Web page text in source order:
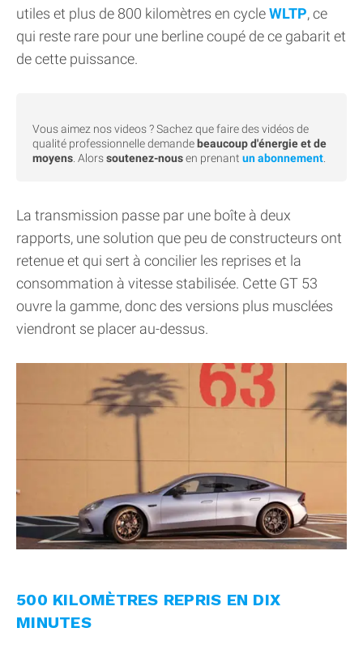
utiles et plus de 800 kilomètres en cycleWLTP, ce
qui reste rare pour une berline coupé de ce gabarit et
de cette puissance.
Vous aimez nos videos ? Sachez que faire des vidéos de
qualité professionnelle demandebeaucoup d'énergie et de
moyens . Alorssoutenez-nousen prenant un abonnement
La transmission passe par une boîte à deux
rapports, une solution que peu de constructeurs ont
retenue et qui sert à concilier les reprises et la
consommation à vitesse stabilisée. Cette GT 53
ouvre la gamme, donc des versions plus musclées
viendront se placer au-dessus.
500 KILOMÈTRES REPRIS EN DIX
MINUTES